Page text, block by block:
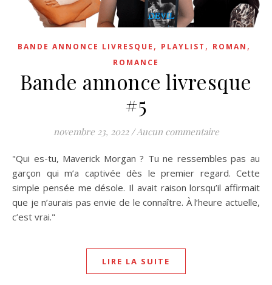
BANDE ANNONCE LIVRESQUE , PLAYLIST , ROMAN ,
ROMANCE
Bande annonce livresque
#5
novembre 23, 2022 /Aucun commentaire
"Qui es-tu, Maverick Morgan ? Tu ne ressembles pas au
garçon qui m’a captivée dès le premier regard. Cette
simple pensée me désole. Il avait raison lorsqu’il affirmait
que je n’aurais pas envie de le connaître. À l’heure actuelle,
c’est vrai."
LIRE LA SUITE